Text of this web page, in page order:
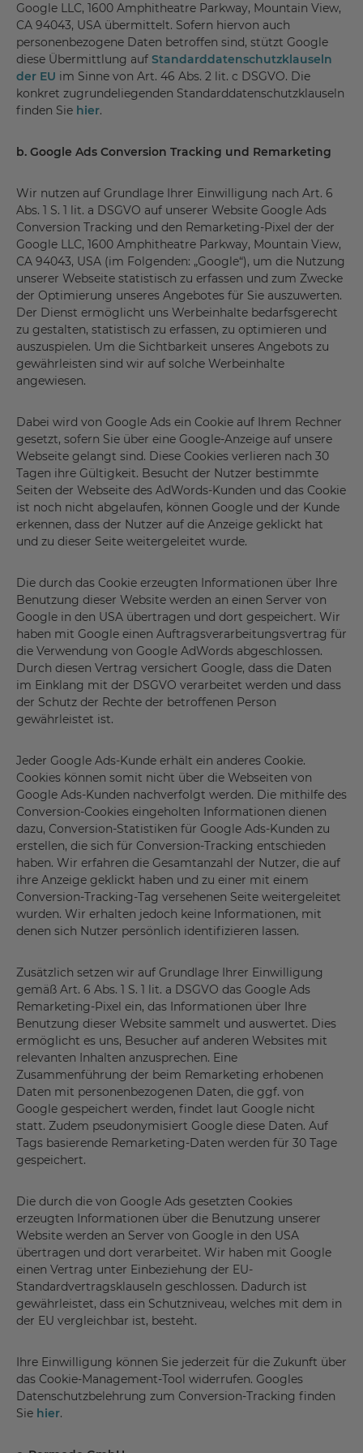
Google LLC, 1600 Amphitheatre Parkway, Mountain View,
CA 94043, USA übermittelt. Sofern hiervon auch
personenbezogene Daten betroffen sind, stützt Google
diese Übermittlung auf Standarddatenschutzklauseln
der EU im Sinne von Art. 46 Abs. 2 lit. c DSGVO. Die
konkret zugrundeliegenden Standarddatenschutzklauseln
finden Sie hier.
b. Google Ads Conversion Tracking und Remarketing
Wir nutzen auf Grundlage Ihrer Einwilligung nach Art. 6
Abs. 1 S. 1 lit. a DSGVO auf unserer Website Google Ads
Conversion Tracking und den Remarketing-Pixel der der
Google LLC, 1600 Amphitheatre Parkway, Mountain View,
CA 94043, USA (im Folgenden: „Google“), um die Nutzung
unserer Webseite statistisch zu erfassen und zum Zwecke
der Optimierung unseres Angebotes für Sie auszuwerten.
Der Dienst ermöglicht uns Werbeinhalte bedarfsgerecht
zu gestalten, statistisch zu erfassen, zu optimieren und
auszuspielen. Um die Sichtbarkeit unseres Angebots zu
gewährleisten sind wir auf solche Werbeinhalte
angewiesen.
Dabei wird von Google Ads ein Cookie auf Ihrem Rechner
gesetzt, sofern Sie über eine Google-Anzeige auf unsere
Webseite gelangt sind. Diese Cookies verlieren nach 30
Tagen ihre Gültigkeit. Besucht der Nutzer bestimmte
Seiten der Webseite des AdWords-Kunden und das Cookie
ist noch nicht abgelaufen, können Google und der Kunde
erkennen, dass der Nutzer auf die Anzeige geklickt hat
und zu dieser Seite weitergeleitet wurde.
Die durch das Cookie erzeugten Informationen über Ihre
Benutzung dieser Website werden an einen Server von
Google in den USA übertragen und dort gespeichert. Wir
haben mit Google einen Auftragsverarbeitungsvertrag für
die Verwendung von Google AdWords abgeschlossen.
Durch diesen Vertrag versichert Google, dass die Daten
im Einklang mit der DSGVO verarbeitet werden und dass
der Schutz der Rechte der betroffenen Person
gewährleistet ist.
Jeder Google Ads-Kunde erhält ein anderes Cookie.
Cookies können somit nicht über die Webseiten von
Google Ads-Kunden nachverfolgt werden. Die mithilfe des
Conversion-Cookies eingeholten Informationen dienen
dazu, Conversion-Statistiken für Google Ads-Kunden zu
erstellen, die sich für Conversion-Tracking entschieden
haben. Wir erfahren die Gesamtanzahl der Nutzer, die auf
ihre Anzeige geklickt haben und zu einer mit einem
Conversion-Tracking-Tag versehenen Seite weitergeleitet
wurden. Wir erhalten jedoch keine Informationen, mit
denen sich Nutzer persönlich identifizieren lassen.
Zusätzlich setzen wir auf Grundlage Ihrer Einwilligung
gemäß Art. 6 Abs. 1 S. 1 lit. a DSGVO das Google Ads
Remarketing-Pixel ein, das Informationen über Ihre
Benutzung dieser Website sammelt und auswertet. Dies
ermöglicht es uns, Besucher auf anderen Websites mit
relevanten Inhalten anzusprechen. Eine
Zusammenführung der beim Remarketing erhobenen
Daten mit personenbezogenen Daten, die ggf. von
Google gespeichert werden, findet laut Google nicht
statt. Zudem pseudonymisiert Google diese Daten. Auf
Tags basierende Remarketing-Daten werden für 30 Tage
gespeichert.
Die durch die von Google Ads gesetzten Cookies
erzeugten Informationen über die Benutzung unserer
Website werden an Server von Google in den USA
übertragen und dort verarbeitet. Wir haben mit Google
einen Vertrag unter Einbeziehung der EU-
Standardvertragsklauseln geschlossen. Dadurch ist
gewährleistet, dass ein Schutzniveau, welches mit dem in
der EU vergleichbar ist, besteht.
Ihre Einwilligung können Sie jederzeit für die Zukunft über
das Cookie-Management-Tool widerrufen. Googles
Datenschutzbelehrung zum Conversion-Tracking finden
Sie hier.